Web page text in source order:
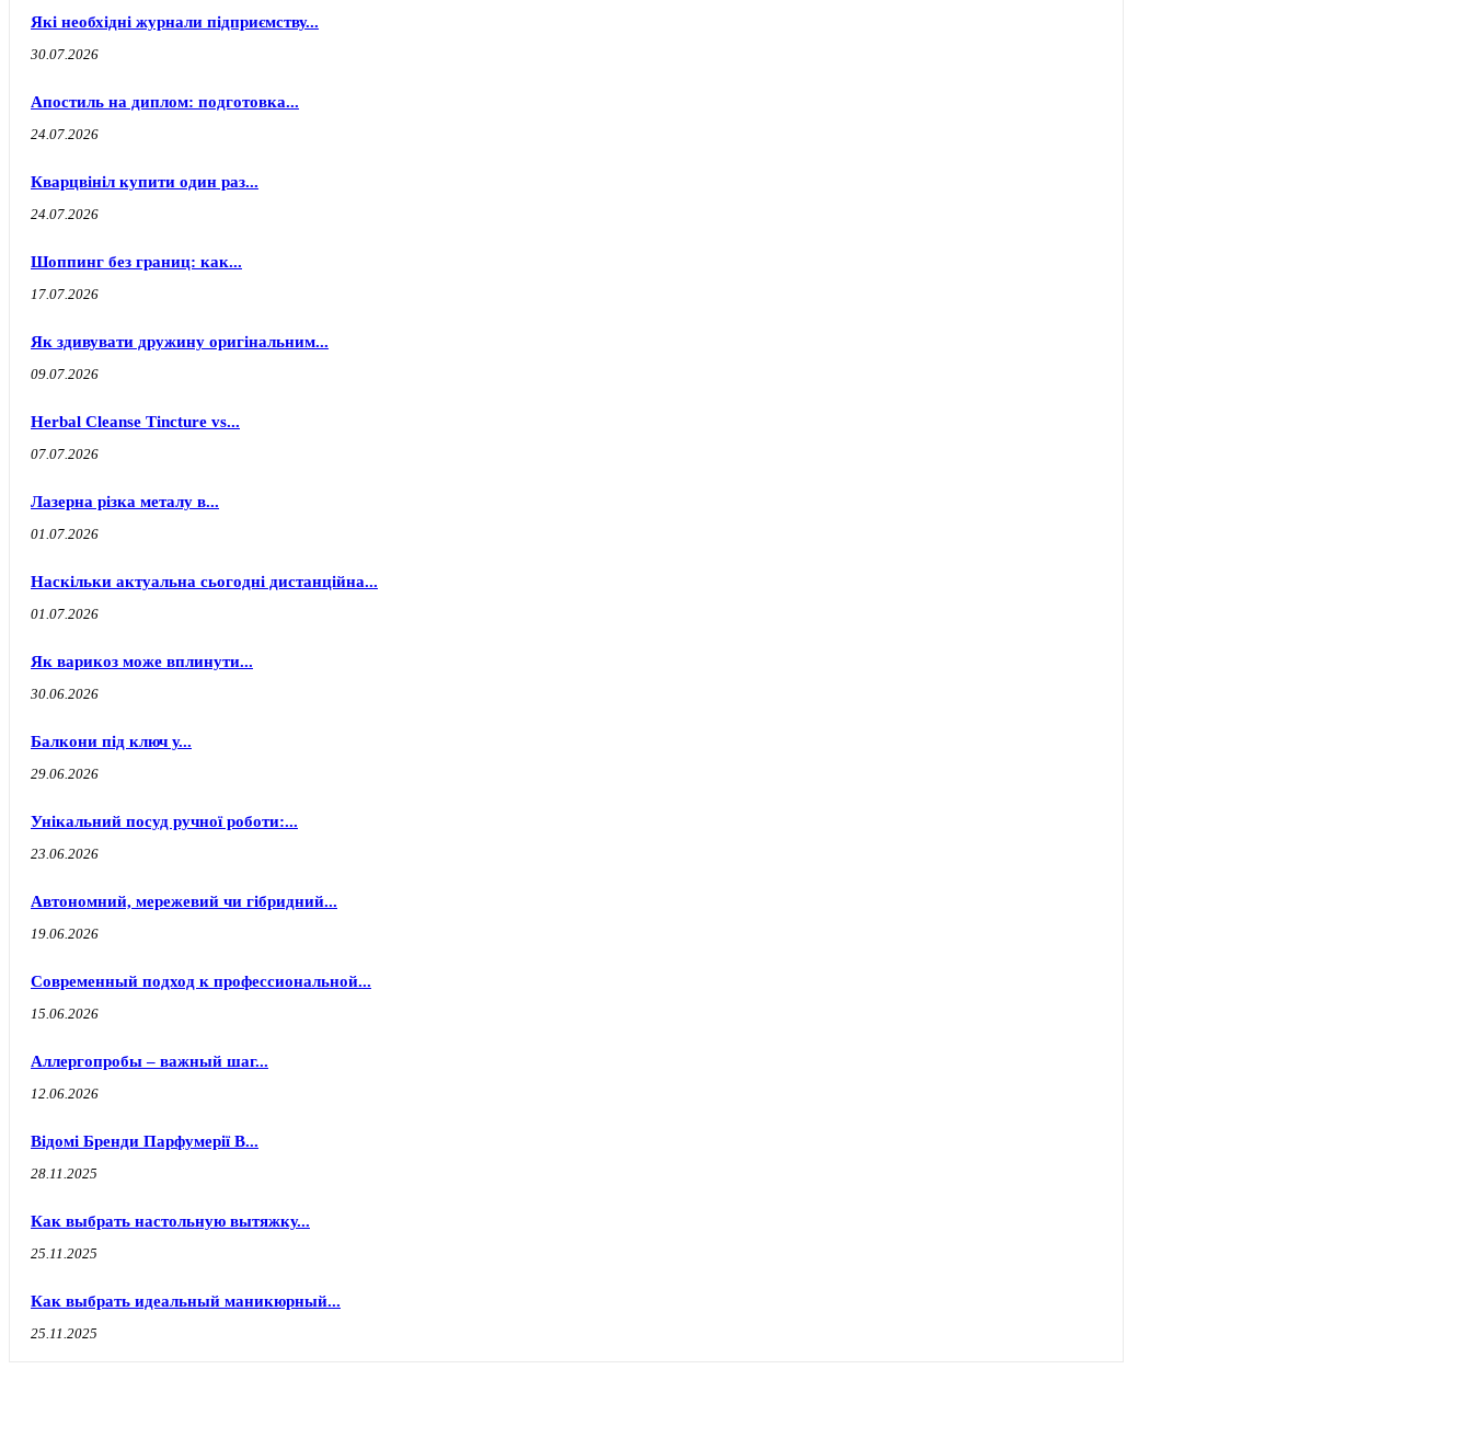
Які необхідні журнали підприємству...
30.07.2026
Апостиль на диплом: подготовка...
24.07.2026
Кварцвініл купити один раз...
24.07.2026
Шоппинг без границ: как...
17.07.2026
Як здивувати дружину оригінальним...
09.07.2026
Herbal Cleanse Tincture vs...
07.07.2026
Лазерна різка металу в...
01.07.2026
Наскільки актуальна сьогодні дистанційна...
01.07.2026
Як варикоз може вплинути...
30.06.2026
Балкони під ключ у...
29.06.2026
Унікальний посуд ручної роботи:...
23.06.2026
Автономний, мережевий чи гібридний...
19.06.2026
Современный подход к профессиональной...
15.06.2026
Аллергопробы – важный шаг...
12.06.2026
Відомі Бренди Парфумерії В...
28.11.2025
Как выбрать настольную вытяжку...
25.11.2025
Как выбрать идеальный маникюрный...
25.11.2025